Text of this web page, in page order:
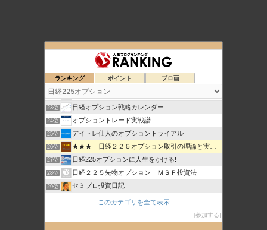
ランキング ポイント ブロ画
元田舎薬剤師の日経先物・オプショントレード生活
日経225オプション取引必勝法-投資戦略で悠々自適生活ブログ
21位 100万円をどれだけ殖やせるか？
22位 日経２２５オプションで 毎日お小遣い儲けようーけんいち
23位 日経オプション戦略カレンダー
24位 オプショントレード実戦譜
25位 デイトレ仙人のオプショントライアル
26位 ★★★ 日経２２５オプション取引の理論と実践 ★★★
27位 日経225オプションに人生をかける!
28位 日経２２５先物オプションＩＭＳＰ投資法
29位 セミプロ投資日記
日経225オプション取引 投資ブログ
このカテゴリを全て表示
参加する